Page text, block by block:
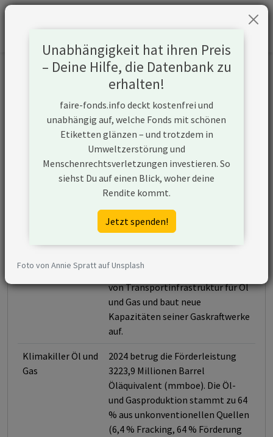
Informationen zum Unternehmen
PJSC Gazprom
http://www.gazprom.com
Konflikte
PJSC Gazprom ist ein
Unternehmen aus Russland, das
in der Öl- und Gasförderung aktiv
ist und unkonventionelle
plant PJSC Gazprom den Ausbau
von Transportinfrastruktur für Öl
und Gas und baut neue
Kapazitäten seiner Gaskraftwerke
auf.
Klimakiller Öl und
Gas
2024 betrug die Förderleistung
3223,9 Millionen Barrel
Öläquivalent (mmboe). Die Öl-
und Gasproduktion stammt zu 64
% aus unkonventionellen Quellen
(6,4 % Fracking, 64 % Förderung
Unabhängigkeit hat ihren Preis
– Deine Hilfe, die Datenbank zu
erhalten!
faire-fonds.info deckt kostenfrei und
unabhängig auf, welche Fonds mit schönen
Etiketten glänzen – und trotzdem in
Umweltzerstörung und
Menschenrechtsverletzungen investieren. So
siehst Du auf einen Blick, woher deine
Rendite kommt.
Jetzt spenden!
Foto von Annie Spratt auf Unsplash